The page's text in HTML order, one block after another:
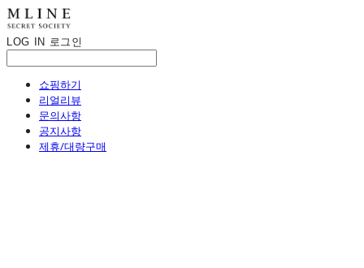
LOG IN 로그인
쇼핑하기
리얼리뷰
문의사항
공지사항
제휴/대량구매